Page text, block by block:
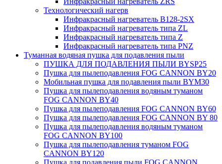
Технологический нагерв
Инфракрасный нагреватель B128-2SX
Инфракрасный нагреватель типа ZL
Инфракрасный нагреватель типа Z
Инфракрасный нагреватель типа PNZ
Туманная водяная пушка для подавления пыли
ПУШКА ДЛЯ ПОДАВЛЕНИЯ ПЫЛИ BYSP25
Пушка для пылеподавления FOG CANNON BY20
Мобильная пушка для подавления пыли BYM30
Пушка для пылеподавления водяным туманом
FOG CANNON BY40
Пушка для пылеподавления FOG CANNON BY60
Пушка для пылеподавления FOG CANNON BY 80
Пушка для пылеподавления водяным туманом
FOG CANNON BY100
Пушка для пылеподавления туманом FOG
CANNON BY120
Пушка для подавления пыли FOG CANNON